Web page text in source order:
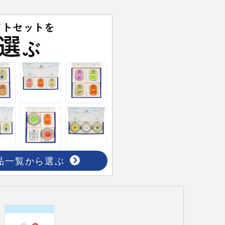
一覧から選ぶ